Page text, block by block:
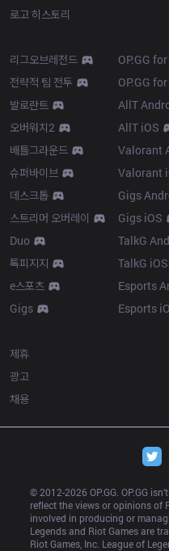
로고 히스토리
리그오브레전드
전략적 팀 전투
발로란트
오버워치2
배틀그라운드
슈퍼바이브
데스크톱
스트리머 오버레이
Duo
톡피지지
e스포츠
Gigs
OP.GG
OP.GG
AllT
AllT iOS
Valorant
Valorant
Gigs
Gigs iOS
TalkG
TalkG iOS
Esports
Esports
제휴
광고
채용
© 2012-2026 OP.GG. OP.GG
reflect the views or opinions of
involved in producing or
Legends and Riot Games are
Riot Games, Inc. League of